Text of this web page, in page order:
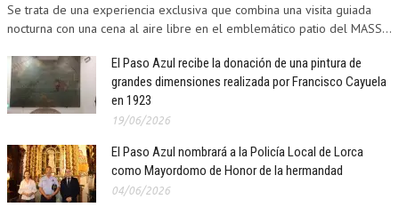
Se trata de una experiencia exclusiva que combina una visita guiada
nocturna con una cena al aire libre en el emblemático patio del MASS...
El Paso Azul recibe la donación de una pintura de
grandes dimensiones realizada por Francisco Cayuela
en 1923
19/06/2026
El Paso Azul nombrará a la Policía Local de Lorca
como Mayordomo de Honor de la hermandad
04/06/2026